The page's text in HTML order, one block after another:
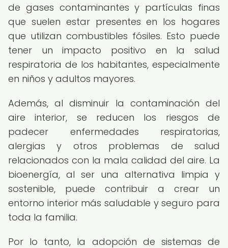
de gases contaminantes y partículas finas
que suelen estar presentes en los hogares
que utilizan combustibles fósiles. Esto puede
tener un impacto positivo en la salud
respiratoria de los habitantes, especialmente
en niños y adultos mayores.
Además, al disminuir la contaminación del
aire interior, se reducen los riesgos de
padecer enfermedades respiratorias,
alergias y otros problemas de salud
relacionados con la mala calidad del aire. La
bioenergía, al ser una alternativa limpia y
sostenible, puede contribuir a crear un
entorno interior más saludable y seguro para
toda la familia.
Por lo tanto, la adopción de sistemas de